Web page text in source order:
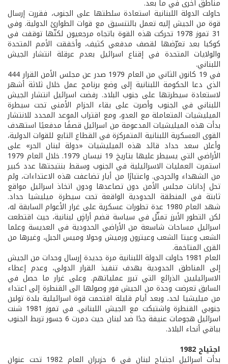
مناطق أخرى في ما بعد.
حاولت الدولة اللبنانية استعادة سلطتها على الجنوب، فقررت إرسال
قوة من الجيش إليه تعمل بالتنسيق مع قوات الطوارئ الدولية. وفي
31 تموز 1978 تحركت هذه القوة باتجاه مرجعيون لكنّها توقفت في
كوكبا بعد تعرّضها لقصف مدفعي كثيف، وأخفقت الأمم المتحدة
والولايات المتحدة في إقناع اسرائيل بعدم عرقلة انتشار الجيش
اللبناني.
في 19 كانون الثاني من العام 1979 صدر عن مجلس الأمن القرار 444
الذي دعا الحكومة اللبنانية إلى وضع برنامج عمل خلال ثلاثة أشهر
لاستعادة سيطرتها على جنوب البلاد. رفضت اسرائيل انتشار الجيش
اللبناني في الجنوب وأصرت على بقاء الحزام الأمني تحت سيطرة
الميليشيات المتعاملة مع العدو، ومع اقتراب الموعد المحدد للانتشار
بدأت هذه الميليشيات المدعومة من اسرائيل قصفًا مدفعيًا استهدف
القوى العسكرية اللبنانية المتمركزة في القطاع التابع للقوات الدولية،
وأعلن سعد حداد قائد هذه الميليشيات «دولة لبنان الحر» على
الأراضي التي يسيطر عليها بتاريخ 19 نيسان 1979. خلال العام 1979
استمرت العمليات الاسرائيلية في الجنوب وسقط بنتيجتها عدد كبير
من الشهداء والجرحى. واعتبارًا من أيار تضاعفت هذه الاعتداءات، ولم
تحل إدانات مجلس الأمن دون تصاعدها ودون اتخاذ اسرائيل مواقع
ثابتة في المنطقة الحدودية الواقعة تحت سيطرة ميليشيا حداد.
شهد العام 1980 عدة تطورات عسكرية على غرار الأعوام السابقة له،
لكن التطور الأبرز تمثّل في سياسة قضم أراضٍ لبنانية، حيث اقتطعت
اسرائيل مساحات شاسعة من الأراضي الحدودية في العديسة وعلما
الشعب وعيتا الشعب وعيترون ورميش وحولا وميس الجبل، وغيرها من
القرى المتاخمة.
العام 1981 حاولت الدولة اللبنانية مرة جديدة إرسال وحدات من الجيش
إلى المناطق الحدودية بهدف تنفيذ القرار الدولي، وعدم إعطاء
الاسرائيليين الذرائع التي تبرر عملياتهم. وعلى غرار ما حصل في
السابق تعرضت وحدة من الجيش فور وصولها الى القنطرة إلى اعتداء
من ميليشيا لحد، وبعد أيام قليلة اقتحمت قوة اسرائيلية بلدة تولين
جنوبي القنطرة واشتبكت مع الجيش اللبناني. في تموز 1981 شنت
اسرائيل هجومات عنيفة جدًا ضد لبنان حيث دمرت 6 جسور تربط الجنوب
بباقي أنحاء البلاد.
اجتياح 1982
بدأت اسرائيل اجتياح لبنان في 6 حزيران العام 1982 تحت عنوان